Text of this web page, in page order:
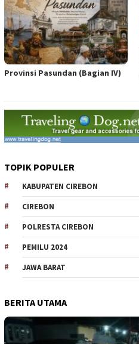
Provinsi Pasundan (Bagian IV)
TOPIK POPULER
KABUPATEN CIREBON
CIREBON
POLRESTA CIREBON
PEMILU 2024
JAWA BARAT
BERITA UTAMA